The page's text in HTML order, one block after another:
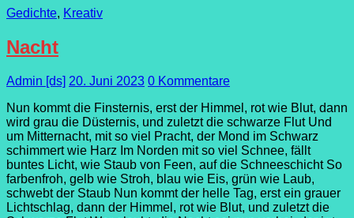
Gedichte, Kreativ
Nacht
Admin [ds] 20. Juni 2023 0 Kommentare
Nun kommt die Finsternis, erst der Himmel, rot wie Blut, dann
wird grau die Düsternis, und zuletzt die schwarze Flut Und
um Mitternacht, mit so viel Pracht, der Mond im Schwarz
schimmert wie Harz Im Norden mit so viel Schnee, fällt
buntes Licht, wie Staub von Feen, auf die Schneeschicht So
farbenfroh, gelb wie Stroh, blau wie Eis, grün wie Laub,
schwebt der Staub Nun kommt der helle Tag, erst ein grauer
Lichtschlag, dann der Himmel, rot wie Blut, und zuletzt die